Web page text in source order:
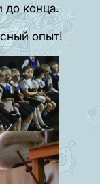
до конца.
опыт!